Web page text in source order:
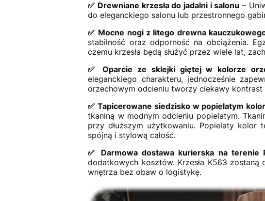
✅ Drewniane krzesła do jadalni i salonu –
do eleganckiego salonu lub przestronnego
✅ Mocne nogi z litego drewna
stabilność oraz odporność na obciążenia.
czemu krzesła będą służyć przez wiele lat,
✅ Oparcie ze sklejki giętej w kolorze
eleganckiego charakteru, jednocześnie
orzechowym odcieniu tworzy ciekawy
✅ Tapicerowane siedzisko w popielatym
tkaniną w modnym odcieniu popielatym.
przy dłuższym użytkowaniu. Popielaty
spójną i stylową całość.
✅ Darmowa dostawa kurierska na terenie
dodatkowych kosztów. Krzesła K563
wnętrza bez obaw o logistykę.